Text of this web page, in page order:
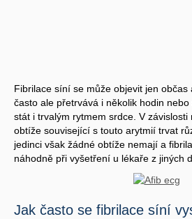
Fibrilace síní se může objevit jen občas
často ale přetrvává i několik hodin
stát i trvalým rytmem srdce. V závislosti
obtíže související s touto arytmií trvat
jedinci však žádné obtíže nemají a
náhodně při vyšetření u lékaře z jiných
Jak často se fibrilace síní